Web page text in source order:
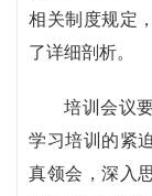
相关制度规定
了详细剖析。
培训会议
学习培训的紧
真领会，深入